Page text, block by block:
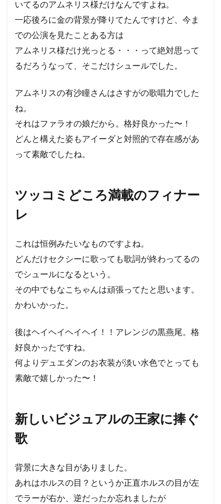
いてるのアムネリス様だけなんですよね。
一応後ろに金の背景が降りてたんですけど、今ま
での公演を見たことある方は
アムネリス様だけ光っとる・・・って絶対思って
るだろうなって、そこだけシュールでした。
アムネリスの有沙瞳さんはさすがの歌唱力でした
ね。
それはファラオの娘だから。格好良かった〜！
どんと構えた姿もアイーダと対照的で存在感があ
って素敵でしたね。
ツッコミどころ満載のフィナー
レ
これは恒例みたいなものですよね。
どんだけセクシーに歌っても歌詞が終わってるの
でシュールになるという。
その中でもなこちゃんは頑張ってたと思います。
かわいかった。
後はヘイヘイヘイヘイ！！アレンジの黒燕尾。格
好良かったですね。
何よりデュエダンのお衣装が淡い水色でとっても
素敵で嬉しかった〜！
新しいビジュアルの王家に捧ぐ
歌
背景に大きな目がありました。
あれはホルスの目？というか正直ホルスの目が左
でラーが右か、逆だったか忘れましたが